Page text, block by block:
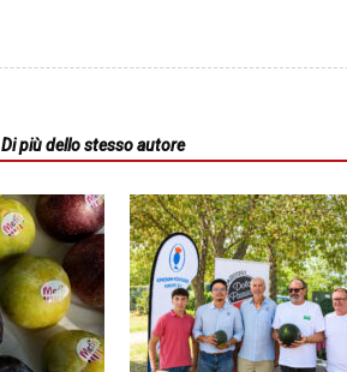
Di più dello stesso autore